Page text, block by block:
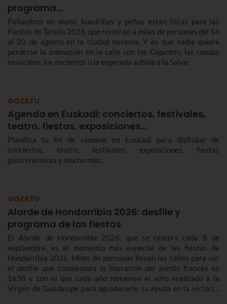
programa…
Pañuelicos en mano, kuadrillas y peñas están listas para las
Fiestas de Tafalla 2026, que reunirán a miles de personas del 14
al 20 de agosto en la ciudad navarra. Y es que nadie quiere
perderse la animación en la calle con los Gigantes, las rondas
musicales, los encierros o la esperada subida a la Salve.
GOZATU
Agenda en Euskadi: conciertos, festivales,
teatro, fiestas, exposiciones…
Planifica tu fin de semana en Euskadi para disfrutar de
conciertos, teatro, festivales, exposiciones, fiestas
gastronómicas y mucho más.
GOZATU
Alarde de Hondarribia 2026: desfile y
programa de las fiestas
El Alarde de Hondarribia 2026, que se celebra cada 8 de
septiembre, es el momento más especial de las fiestas de
Hondarribia 2026. Miles de personas llenan las calles para ver
el desfile que conmemora la liberación del asedio francés en
1638 y con el que cada año renuevan el voto realizado a la
Virgen de Guadalupe para agradecerle su ayuda en la victoria.